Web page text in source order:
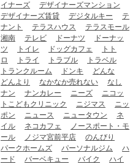
イナーズ
デザイナーズマンション
デザイナーズ賃貸
デジタルキー
テ
ナント
テラスハウス
テラスモール
湘南
テレビ ドーナツ
ドーナッ
ツ
トイレ ドッグカフェ
トト
ロ
トライ トラブル
トラベル
トランクルーム
ドンキ
どんな
どんより
なかなか売れない
なし
ナン
ナンカレー ニーズ
ニコッ
トこどもクリニック
ニジマス
ニッ
ポン
ニュース ニュータウン
ネ
イル
ネコカフェ
ノースポート・モ
ール
ノジマ宮前平店
のんびり
パークホームズ
パーソナルジム
ハ
ード
バーベキュー バイク
ハイ